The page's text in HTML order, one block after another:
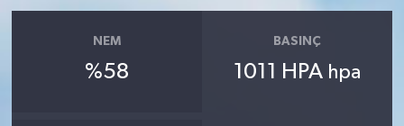
NEM
%58
BASINÇ
1011 HPA hpa